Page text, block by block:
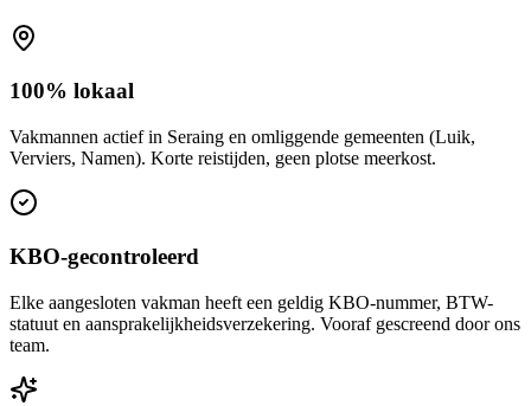
100% lokaal
Vakmannen actief in Seraing en omliggende gemeenten (Luik,
Verviers, Namen). Korte reistijden, geen plotse meerkost.
KBO-gecontroleerd
Elke aangesloten vakman heeft een geldig KBO-nummer, BTW-
statuut en aansprakelijkheidsverzekering. Vooraf gescreend door ons
team.